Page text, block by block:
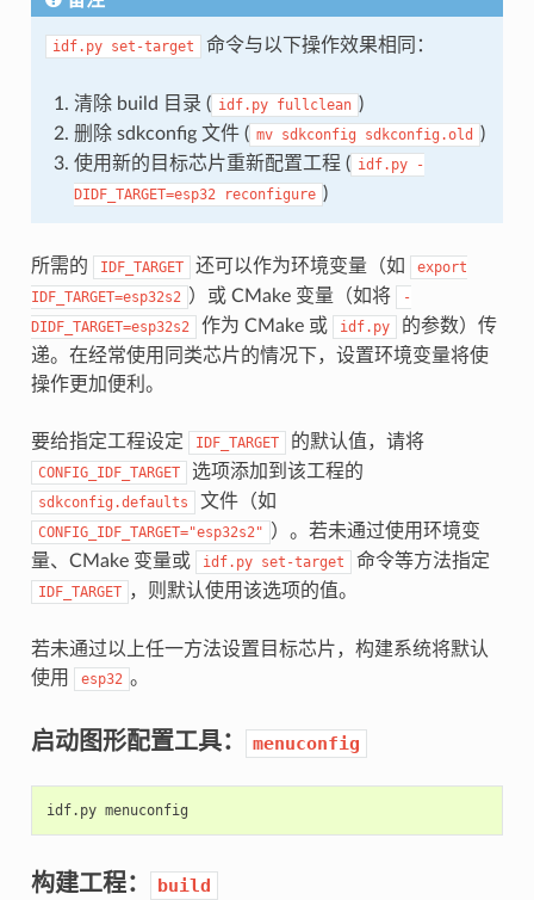
idf.py set-target 命令与以下操作效果相同：
清除 build 目录 ( idf.py fullclean )
删除 sdkconfig 文件 ( mv sdkconfig sdkconfig.old
)
使用新的目标芯片重新配置工程 ( idf.py
-
DIDF_TARGET=esp32
reconfigure )
所需的 IDF_TARGET 还可以作为环境变量（如
export
IDF_TARGET=esp32s2 ）或 CMake 变量（如将
-
DIDF_TARGET=esp32s2
作为 CMake 或 idf.py
的参数）传
递。在经常使用同类芯片的情况下，设置环境变量将使
操作更加便利。
要给指定工程设定 IDF_TARGET 的默认值，请将
CONFIG_IDF_TARGET 选项添加到该工程的
sdkconfig.defaults 文件（如
CONFIG_IDF_TARGET="esp32s2"
）。若未通过使用环境变
量、CMake 变量或
idf.py set-target 命令等方法指定
IDF_TARGET ，则默认使用该选项的值。
若未通过以上任一方法设置目标芯片，构建系统将默认
使用
esp32 。
启动图形配置工具： menuconfig
idf.py
构建工程： build